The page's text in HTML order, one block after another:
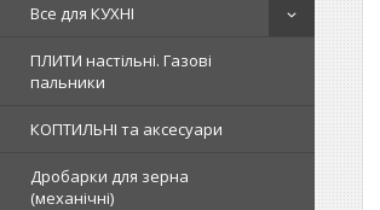
Все для КУХНІ
ПЛИТИ настільні. Газові
пальники
КОПТИЛЬНІ та аксесуари
Дробарки для зерна
(механічні)